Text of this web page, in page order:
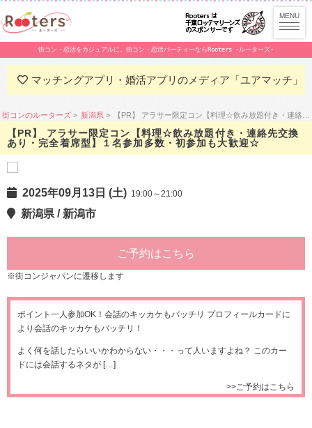
街コン・恋活をカジュアルに。街コン・恋活パーティーならRooters -ルーターズ-
マッチングアプリ・婚活アプリのメディア「ユアマッチ」
街コンのルーターズ 新潟県 【PR】 アラサー限定コン【料理☆飲み放題付き・連絡先交換あり・完全着席型】１名参加多数・初参加も大歓迎☆
【PR】 アラサー限定コン【料理☆飲み放題付き・連絡先交換
あり・完全着席型】１名参加多数・初参加も大歓迎☆
2025年09月13日 (土) 19:00～21:00
新潟県 / 新潟市
ご予約はこちら
※街コンジャパンに遷移します
ポイント一人参加OK！会話のキッカケもバッチリ プロフィールカードに
より会話のキッカケもバッチリ！
よく何を話したらいいかわからない・・・って人いますよね？ このカー
ドには会話するネタが […]
>>ご予約はこちら